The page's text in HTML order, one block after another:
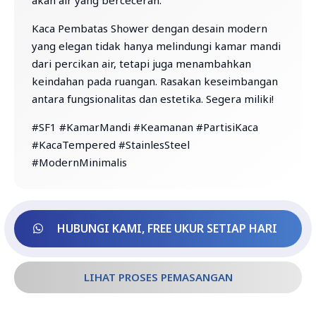
Kaca Pembatas Shower dengan desain modern
yang elegan tidak hanya melindungi kamar mandi
dari percikan air, tetapi juga menambahkan
keindahan pada ruangan. Rasakan keseimbangan
antara fungsionalitas dan estetika. Segera miliki!
#SF1 #KamarMandi #Keamanan #PartisiKaca
#KacaTempered #StainlesSteel
#ModernMinimalis
HUBUNGI KAMI, FREE UKUR SETIAP HARI
LIHAT PROSES PEMASANGAN